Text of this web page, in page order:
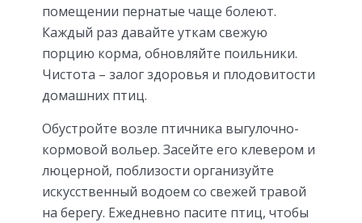
помещении пернатые чаще болеют.
Каждый раз давайте уткам свежую
порцию корма, обновляйте поильники.
Чистота – залог здоровья и плодовитости
домашних птиц.
Обустройте возле птичника выгулочно-
кормовой вольер. Засейте его клевером и
люцерной, поблизости организуйте
искусственный водоем со свежей травой
на берегу. Ежедневно пасите птиц, чтобы